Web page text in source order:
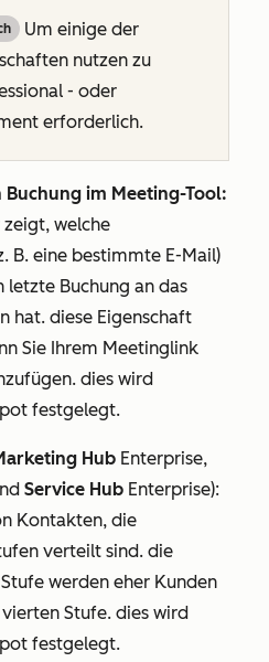
Um einige der
nutzen zu
- oder
erforderlich.
im Meeting-Tool:
zeigt, welche
B. eine bestimmte E-Mail)
Buchung an das
hat. diese Eigenschaft
Sie Ihrem Meetinglink
dies wird
festgelegt.
Hub Enterprise,
Service Hub Enterprise):
Kontakten, die
verteilt sind. die
werden eher Kunden
Stufe. dies wird
festgelegt.